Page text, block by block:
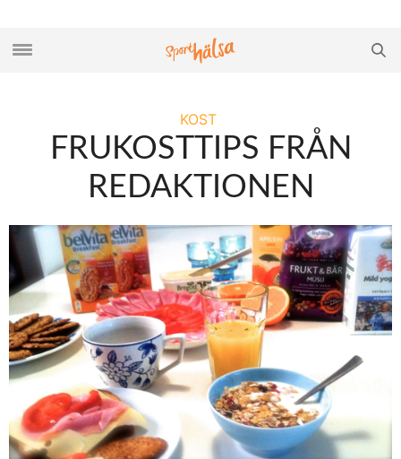
KOST
FRUKOSTTIPS FRÅN
REDAKTIONEN